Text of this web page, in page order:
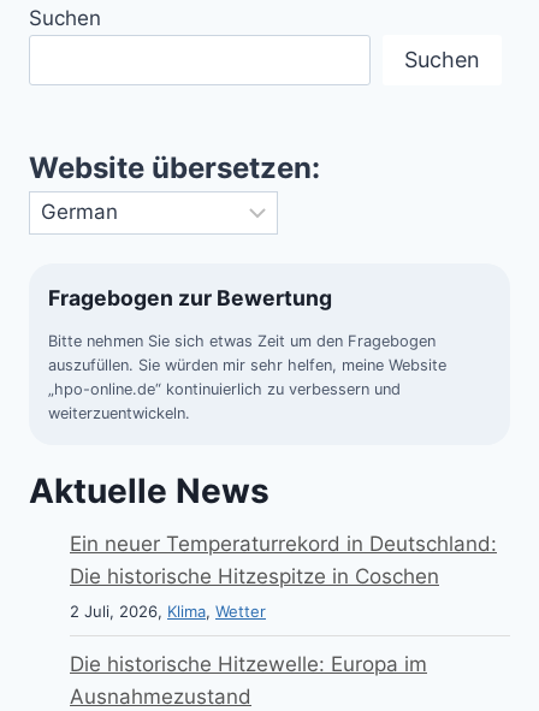
Suchen
Suchen
Website übersetzen:
Fragebogen zur Bewertung
Bitte nehmen Sie sich etwas Zeit um den Fragebogen
auszufüllen. Sie würden mir sehr helfen, meine Website
„hpo-online.de“ kontinuierlich zu verbessern und
weiterzuentwickeln.
Aktuelle News
Ein neuer Temperaturrekord in Deutschland:
Die historische Hitzespitze in Coschen
2 Juli, 2026, Klima, Wetter
Die historische Hitzewelle: Europa im
Ausnahmezustand